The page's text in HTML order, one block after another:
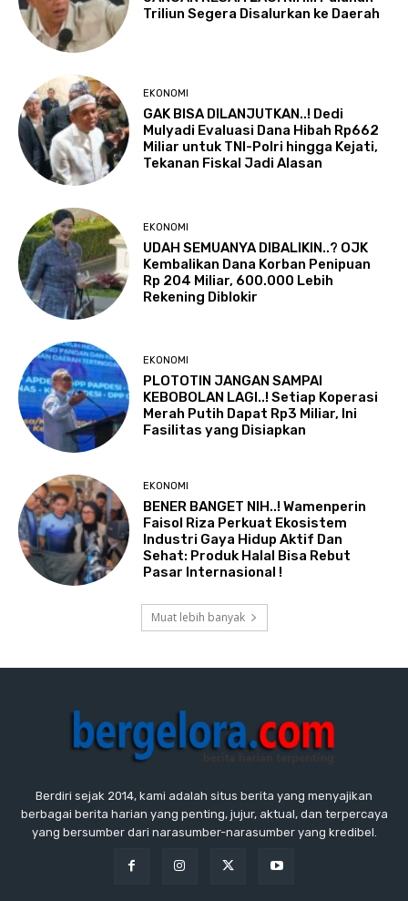
Triliun Segera Disalurkan ke Daerah
EKONOMI
GAK BISA DILANJUTKAN..! Dedi
Mulyadi Evaluasi Dana Hibah Rp662
Miliar untuk TNI-Polri hingga Kejati,
Tekanan Fiskal Jadi Alasan
EKONOMI
UDAH SEMUANYA DIBALIKIN..? OJK
Kembalikan Dana Korban Penipuan
Rp 204 Miliar, 600.000 Lebih
Rekening Diblokir
EKONOMI
PLOTOTIN JANGAN SAMPAI
KEBOBOLAN LAGI..! Setiap Koperasi
Merah Putih Dapat Rp3 Miliar, Ini
Fasilitas yang Disiapkan
EKONOMI
BENER BANGET NIH..! Wamenperin
Faisol Riza Perkuat Ekosistem
Industri Gaya Hidup Aktif Dan
Sehat: Produk Halal Bisa Rebut
Pasar Internasional !
Muat lebih banyak
Berdiri sejak 2014, kami adalah situs berita yang menyajikan
berbagai berita harian yang penting, jujur, aktual, dan terpercaya
yang bersumber dari narasumber-narasumber yang kredibel.